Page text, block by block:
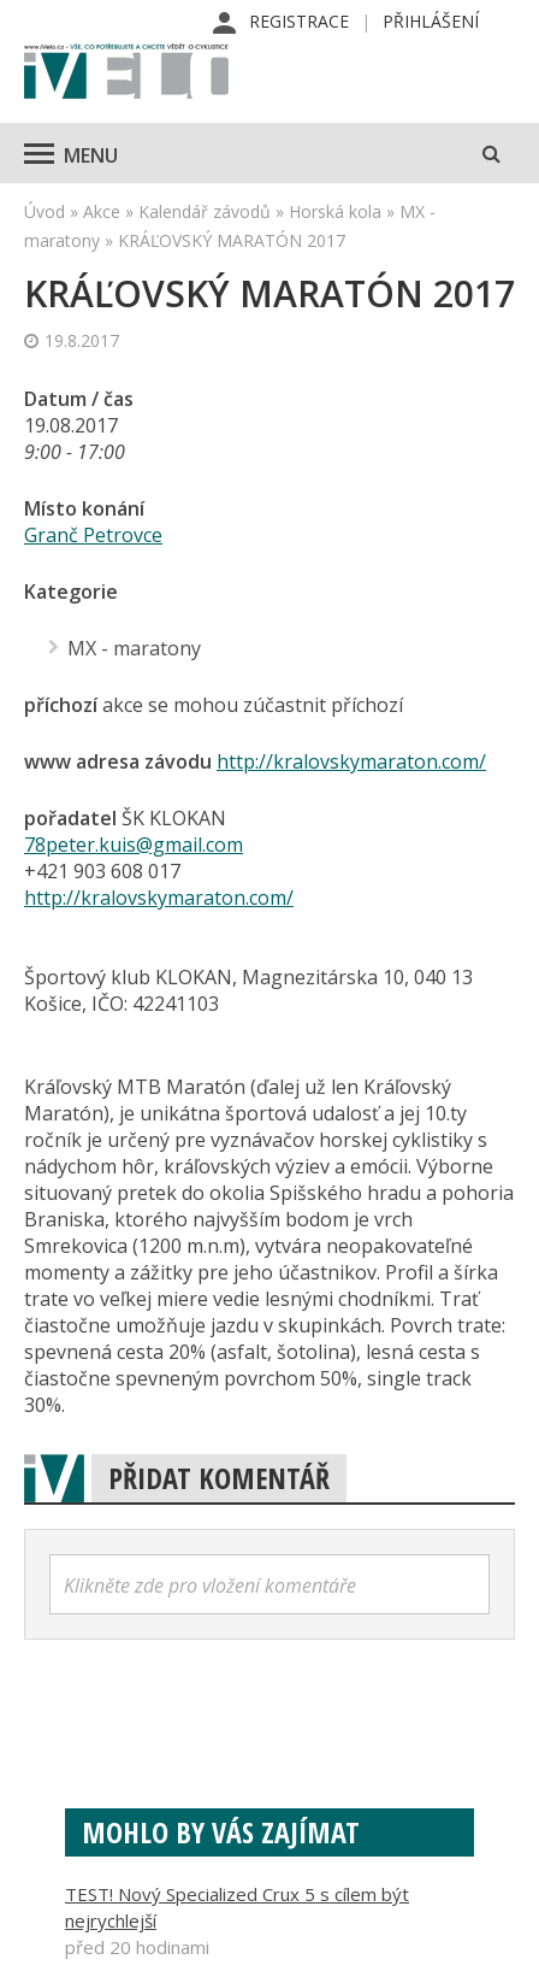
REGISTRACE PŘIHLÁŠENÍ
MENU
Úvod » Akce » Kalendář závodů » Horská kola » MX -
maratony » KRÁĽOVSKÝ MARATÓN 2017
KRÁĽOVSKÝ MARATÓN 2017
19.8.2017
Datum / čas
19.08.2017
9:00 - 17:00
Místo konání
Granč Petrovce
Kategorie
MX - maratony
příchozíakce se mohou zúčastnit příchozí
www adresa závodu http://kralovskymaraton.com/
pořadatel ŠK KLOKAN
78peter.kuis@gmail.com
+421 903 608 017
http://kralovskymaraton.com/
Športový klub KLOKAN, Magnezitárska 10, 040 13
Košice, IČO: 42241103
Kráľovský MTB Maratón (ďalej už len Kráľovský
Maratón), je unikátna športová udalosť a jej 10.ty
ročník je určený pre vyznávačov horskej cyklistiky s
nádychom hôr, kráľovských výziev a emócii. Výborne
situovaný pretek do okolia Spišského hradu a pohoria
Braniska, ktorého najvyšším bodom je vrch
Smrekovica (1200 m.n.m), vytvára neopakovateľné
momenty a zážitky pre jeho účastnikov. Profil a šírka
trate vo veľkej miere vedie lesnými chodníkmi. Trať
čiastočne umožňuje jazdu v skupinkách. Povrch trate:
spevnená cesta 20% (asfalt, šotolina), lesná cesta s
čiastočne spevneným povrchom 50%, single track
30%.
PŘIDAT KOMENTÁŘ
Klikněte zde pro vložení komentáře
MOHLO BY VÁS ZAJÍMAT
TEST! Nový Specialized Crux 5 s cílem být
nejrychlejší
před 20 hodinami